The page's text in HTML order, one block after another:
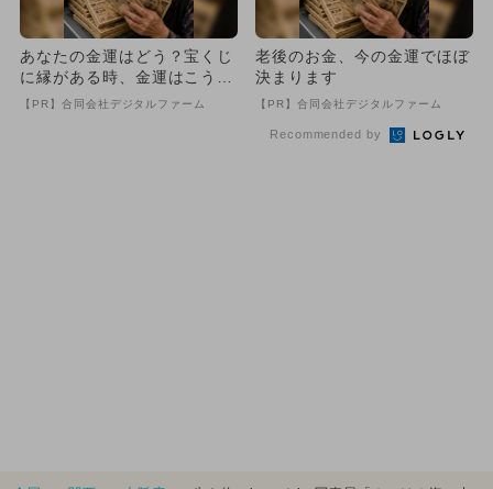
あなたの金運はどう？宝くじ
に縁がある時、金運はこう変
わる
【PR】合同会社デジタルファーム
老後のお金、今の金運でほぼ
決まります
【PR】合同会社デジタルファーム
Recommended by